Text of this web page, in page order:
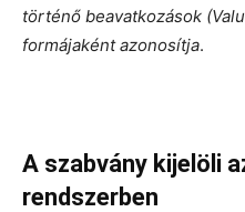
történő beavatkozások
formájaként azonosítja.
A szabvány kijelöli
rendszerben